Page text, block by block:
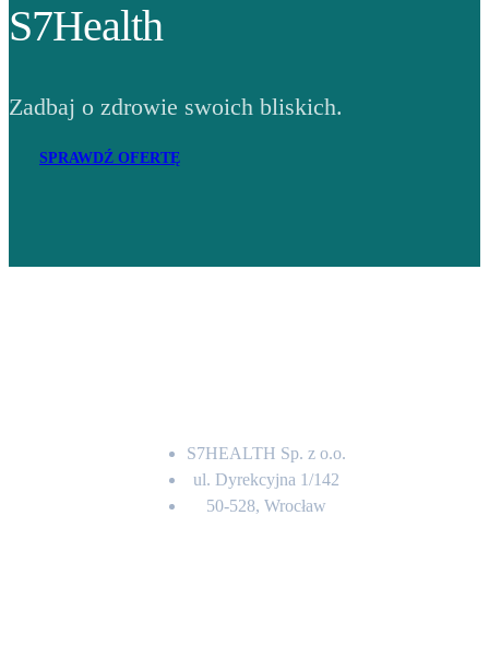
S7Health
Zadbaj o zdrowie swoich bliskich.
SPRAWDŹ OFERTĘ
S7HEALTH Sp. z o.o.
ul. Dyrekcyjna 1/142
50-528, Wrocław